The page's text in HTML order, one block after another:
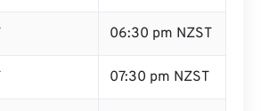
06:30 pm NZST
07:30 pm NZST